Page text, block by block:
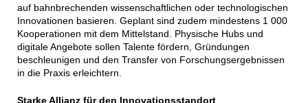
auf bahnbrechenden wissenschaftlichen oder technologischen
Innovationen basieren. Geplant sind zudem mindestens 1 000
Kooperationen mit dem Mittelstand. Physische Hubs und
digitale Angebote sollen Talente fördern, Gründungen
beschleunigen und den Transfer von Forschungsergebnissen
in die Praxis erleichtern.
Starke Allianz für den Innovationsstandort